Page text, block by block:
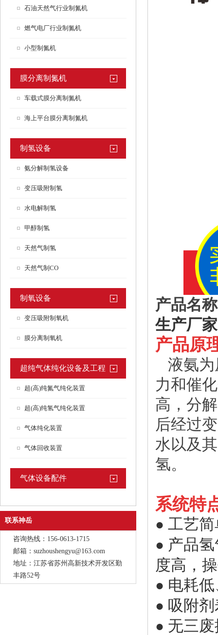
石油天然气行业制氮机
燃气电厂行业制氮机
小型制氮机
膜分离制氮机
车载式膜分离制氮机
海上平台膜分离制氮机
制氢设备
氨分解制氢设备
变压吸附制氢
水电解制氢
甲醇制氢
天然气制氢
天然气制CO
制氧设备
变压吸附制氧机
膜分离制氧机
超纯气体纯化设备及工程
超(高)纯氮气纯化装置
超(高)纯氢气纯化装置
气体纯化装置
气体回收装置
气体设备配件
联系神岳
咨询热线：156-0613-1715
邮箱：suzhoushengyu@163.com
地址：江苏省苏州高新技术开发区勤
丰路52号
产品名
生产厂
产品原
液氨为
力和催
高，分
后经过
水以及
氢。
系统特
● 工艺
● 产品
度高，
● 电耗
● 吸附
● 无三